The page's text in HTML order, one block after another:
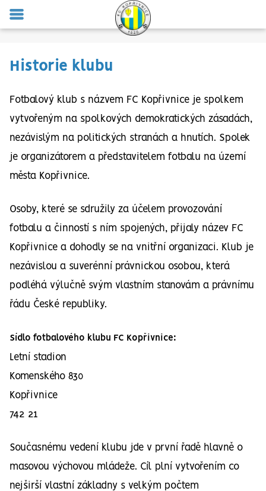
Historie klubu
Fotbalový klub s názvem FC Kopřivnice je spolkem
vytvořeným na spolkových demokratických zásadách,
nezávislým na politických stranách a hnutích. Spolek
je organizátorem a představitelem fotbalu na území
města Kopřivnice.
Osoby, které se sdružily za účelem provozování
fotbalu a činností s ním spojených, přijaly název FC
Kopřivnice a dohodly se na vnitřní organizaci. Klub je
nezávislou a suverénní právnickou osobou, která
podléhá výlučně svým vlastním stanovám a právnímu
řádu České republiky.
Sídlo fotbalového klubu FC Kopřivnice:
Letní stadion
Komenského 830
Kopřivnice
742 21
Současnému vedení klubu jde v první řadě hlavně o
masovou výchovou mládeže. Cíl plní vytvořením co
nejširší vlastní základny s velkým počtem